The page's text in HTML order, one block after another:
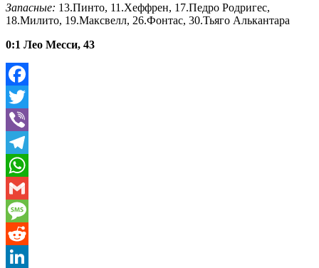
Запасные: 13.Пинто, 11.Хеффрен, 17.Педро Родригес,
18.Милито, 19.Максвелл, 26.Фонтас, 30.Тьяго Алькантара
0:1 Лео Месси, 43
Facebook
Twitter
Viber
Telegram
WhatsApp
Gmail
Message
Reddit